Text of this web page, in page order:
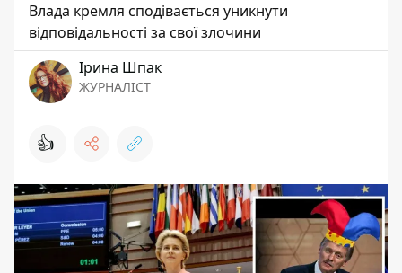
Влада кремля сподівається уникнути
відповідальності за свої злочини
Ірина Шпак
ЖУРНАЛІСТ
👍